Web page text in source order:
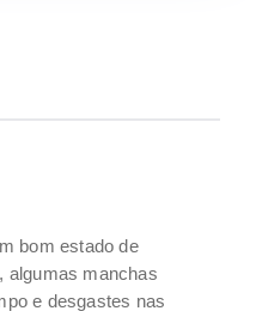
bom estado de
algumas manchas
e desgastes nas